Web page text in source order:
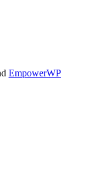
EmpowerWP